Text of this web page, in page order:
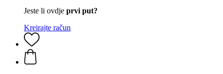
Jeste li ovdje prvi put?
Kreirajte račun